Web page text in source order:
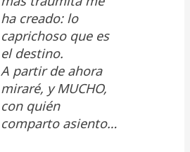
ha creado: lo
caprichoso que es
el destino.
A partir de ahora
miraré, y MUCHO,
con quién
comparto asiento…